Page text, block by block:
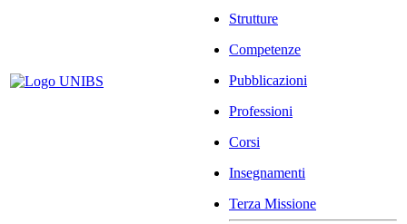
Strutture
Competenze
Pubblicazioni
Professioni
Corsi
Insegnamenti
Terza Missione